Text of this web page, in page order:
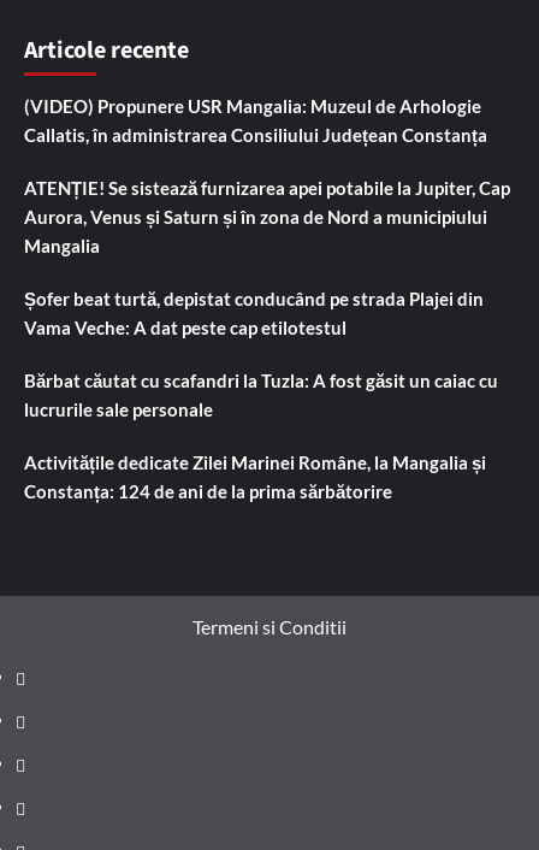
Articole recente
(VIDEO) Propunere USR Mangalia: Muzeul de Arhologie
Callatis, în administrarea Consiliului Județean Constanța
ATENȚIE! Se sistează furnizarea apei potabile la Jupiter, Cap
Aurora, Venus și Saturn și în zona de Nord a municipiului
Mangalia
Șofer beat turtă, depistat conducând pe strada Plajei din
Vama Veche: A dat peste cap etilotestul
Bărbat căutat cu scafandri la Tuzla: A fost găsit un caiac cu
lucrurile sale personale
Activitățile dedicate Zilei Marinei Române, la Mangalia și
Constanța: 124 de ani de la prima sărbătorire
Termeni si Conditii
Prima
pagină
Știri
de
ultima
Administrație
locală
Actualitate